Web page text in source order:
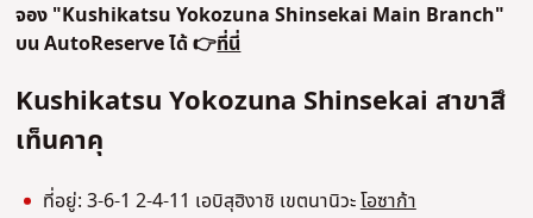
จอง "Kushikatsu Yokozuna Shinsekai Main Branch"
บน AutoReserve ได้ 👉ที่นี่
Kushikatsu Yokozuna Shinsekai สาขาสึ
เท็นคาคุ
ที่อยู่: 3-6-1 2-4-11 เอบิสุฮิงาชิ เขตนานิวะโอซาก้า